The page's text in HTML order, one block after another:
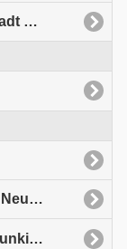
Wahl zu den Ortsräten in der Kreisstadt Neunkirchen
Wahl zum Kreistag des Landkreises Neunkirchen
Wahl zum Stadtrat der Kreisstadt Neunkirchen